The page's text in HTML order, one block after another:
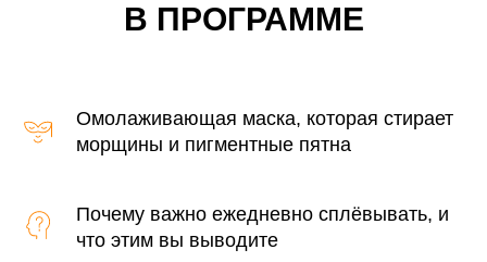
В ПРОГРАММЕ
Омолаживающая маска, которая стирает
морщины и пигментные пятна
Почему важно ежедневно сплёвывать, и
что этим вы выводите